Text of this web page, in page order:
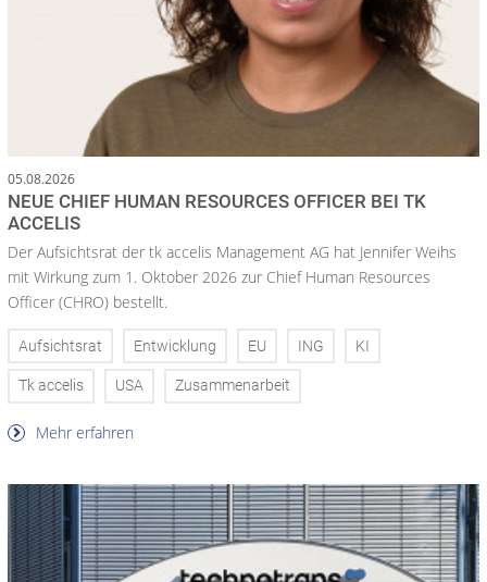
05.08.2026
NEUE CHIEF HUMAN RESOURCES OFFICER BEI TK
ACCELIS
Der Aufsichtsrat der tk accelis Management AG hat Jennifer Weihs
mit Wirkung zum 1. Oktober 2026 zur Chief Human Resources
Officer (CHRO) bestellt.
Aufsichtsrat Entwicklung EU ING KI
Tk accelis USA Zusammenarbeit
Mehr erfahren